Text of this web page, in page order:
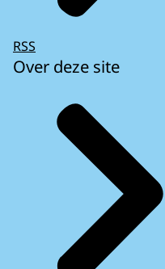
RSS
Over deze site